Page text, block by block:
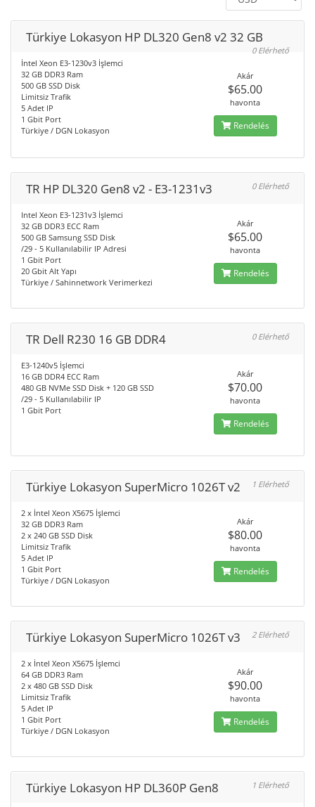
Türkiye Lokasyon HP DL320 Gen8 v2 32 GB
0 Elérhető
İntel Xeon E3-1230v3 İşlemci
32 GB DDR3 Ram
500 GB SSD Disk
Limitsiz Trafik
5 Adet IP
1 Gbit Port
Türkiye / DGN Lokasyon
Akár
$65.00
havonta
Rendelés
TR HP DL320 Gen8 v2 - E3-1231v3 0 Elérhető
Intel Xeon E3-1231v3 İşlemci
32 GB DDR3 ECC Ram
500 GB Samsung SSD Disk
/29 - 5 Kullanılabilir IP Adresi
1 Gbit Port
20 Gbit Alt Yapı
Türkiye / Sahinnetwork Verimerkezi
Akár
$65.00
havonta
Rendelés
TR Dell R230 16 GB DDR4 0 Elérhető
E3-1240v5 İşlemci
16 GB DDR4 ECC Ram
480 GB NVMe SSD Disk + 120 GB SSD
/29 - 5 Kullanılabilir IP
1 Gbit Port
Akár
$70.00
havonta
Rendelés
Türkiye Lokasyon SuperMicro 1026T v2 1 Elérhető
2 x İntel Xeon X5675 İşlemci
32 GB DDR3 Ram
2 x 240 GB SSD Disk
Limitsiz Trafik
5 Adet IP
1 Gbit Port
Türkiye / DGN Lokasyon
Akár
$80.00
havonta
Rendelés
Türkiye Lokasyon SuperMicro 1026T v3 2 Elérhető
2 x İntel Xeon X5675 İşlemci
64 GB DDR3 Ram
2 x 480 GB SSD Disk
Limitsiz Trafik
5 Adet IP
1 Gbit Port
Türkiye / DGN Lokasyon
Akár
$90.00
havonta
Rendelés
Türkiye Lokasyon HP DL360P Gen8 1 Elérhető